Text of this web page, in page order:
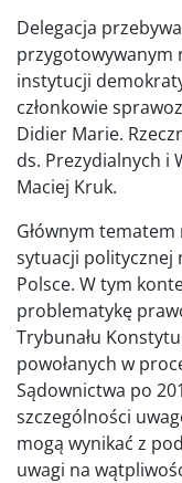
Delegacja
instytucji
członkowie
Didier Marie.
ds. Prezydialnych i
Maciej Kruk.
Głównym tematem
sytuacji politycznej
Polsce. W tym
problematykę
Trybunału
powołanych w
Sądownictwa po
szczególności
mogą wynikać z
uwagi na